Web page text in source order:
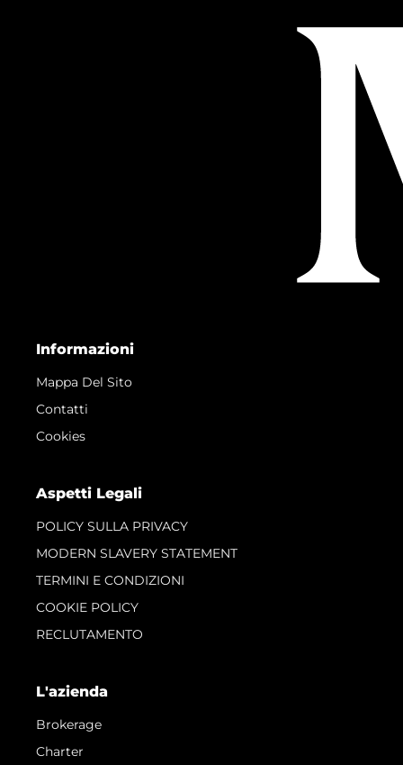
Informazioni
Mappa Del Sito
Contatti
Cookies
Aspetti Legali
POLICY SULLA PRIVACY
MODERN SLAVERY STATEMENT
TERMINI E CONDIZIONI
COOKIE POLICY
RECLUTAMENTO
L'azienda
Brokerage
Charter